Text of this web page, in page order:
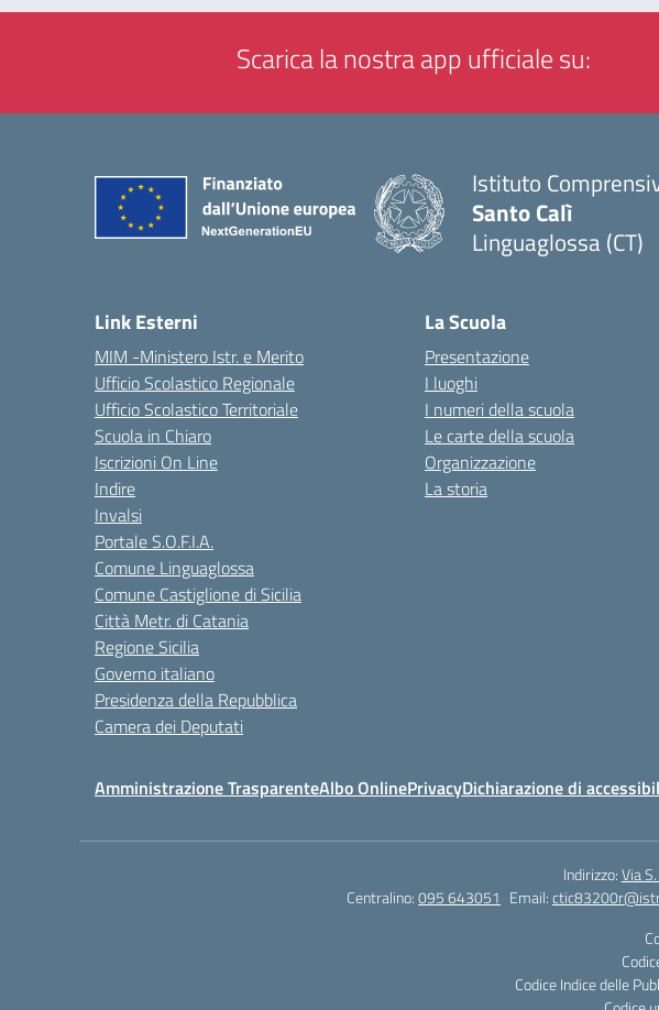
Scarica la nostra app ufficiale su:
Istituto
Santo Calì
Linguaglossa (CT)
Link Esterni
MIM -Ministero Istr. e Merito
Ufficio Scolastico Regionale
Ufficio Scolastico Territoriale
Scuola in Chiaro
Iscrizioni On Line
Indire
Invalsi
Portale S.O.F.I.A.
Comune Linguaglossa
Comune Castiglione di Sicilia
Città Metr. di Catania
Regione Sicilia
Governo italiano
Presidenza della Repubblica
Camera dei Deputati
La Scuola
Presentazione
I luoghi
I numeri della scuola
Le carte della scuola
Organizzazione
La storia
Amministrazione TrasparenteAlbo OnlinePrivacyDichiarazione di
Indirizzo:Via
Centralino:095 643051 Email:
Codice Indice delle